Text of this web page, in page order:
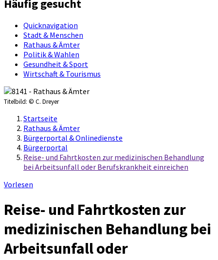
Häufig gesucht
Quicknavigation
Stadt & Menschen
Rathaus & Ämter
Politik & Wahlen
Gesundheit & Sport
Wirtschaft & Tourismus
Titelbild: © C. Dreyer
Startseite
Rathaus & Ämter
Bürgerportal & Onlinedienste
Bürgerportal
Reise- und Fahrtkosten zur medizinischen Behandlung
bei Arbeitsunfall oder Berufskrankheit einreichen
Vorlesen
Reise- und Fahrtkosten zur
medizinischen Behandlung bei
Arbeitsunfall oder